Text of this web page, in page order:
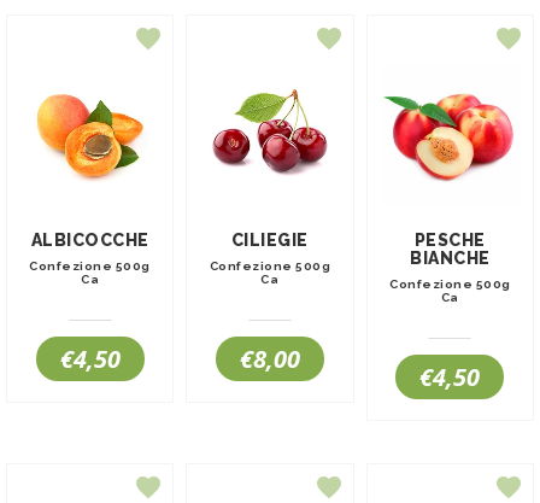
ALBICOCCHE
Confezione 500g
Ca
€4,50
CILIEGIE
Confezione 500g
Ca
€8,00
PESCHE
BIANCHE
Confezione 500g
Ca
€4,50